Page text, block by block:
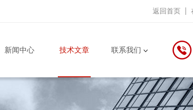
返回首页
新闻中心 技术文章 联系我们